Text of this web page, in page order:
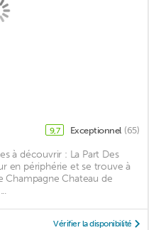
9,7 Exceptionnel (65)
à découvrir : La Part Des
en périphérie et se trouve à
Chateau de
Vérifier la disponibilité